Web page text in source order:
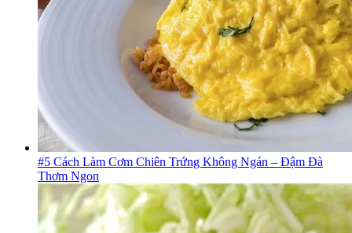
#5 Cách Làm Cơm Chiên Trứng Không Ngán – Đậm Đà
Thơm Ngon